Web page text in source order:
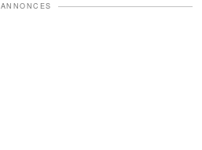
ANNONCES